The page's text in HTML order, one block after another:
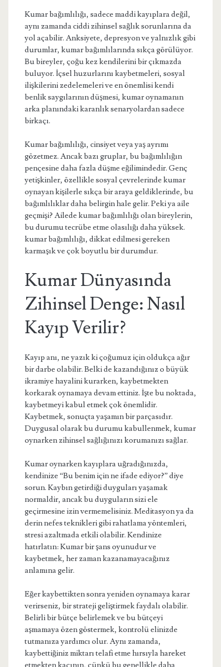
Kumar bağımlılığı, sadece maddi kayıplara değil,
aynı zamanda ciddi zihinsel sağlık sorunlarına da
yol açabilir. Anksiyete, depresyon ve yalnızlık gibi
durumlar, kumar bağımlılarında sıkça görülüyor.
Bu bireyler, çoğu kez kendilerini bir çıkmazda
buluyor. İçsel huzurlarını kaybetmeleri, sosyal
ilişkilerini zedelemeleri ve en önemlisi kendi
benlik saygılarının düşmesi, kumar oynamanın
arka planındaki karanlık senaryolardan sadece
birkaçı.
Kumar bağımlılığı, cinsiyet veya yaş ayrımı
gözetmez. Ancak bazı gruplar, bu bağımlılığın
pençesine daha fazla düşme eğilimindedir. Genç
yetişkinler, özellikle sosyal çevrelerinde kumar
oynayan kişilerle sıkça bir araya geldiklerinde, bu
bağımlılıklar daha belirgin hale gelir. Peki ya aile
geçmişi? Ailede kumar bağımlılığı olan bireylerin,
bu durumu tecrübe etme olasılığı daha yüksek.
kumar bağımlılığı, dikkat edilmesi gereken
karmaşık ve çok boyutlu bir durumdur.
Kumar Dünyasında
Zihinsel Denge: Nasıl
Kayıp Verilir?
Kayıp anı, ne yazık ki çoğumuz için oldukça ağır
bir darbe olabilir. Belki de kazandığınız o büyük
ikramiye hayalini kurarken, kaybetmekten
korkarak oynamaya devam ettiniz. İşte bu noktada,
kaybetmeyi kabul etmek çok önemlidir.
Kaybetmek, sonuçta yaşamın bir parçasıdır.
Duygusal olarak bu durumu kabullenmek, kumar
oynarken zihinsel sağlığınızı korumanızı sağlar.
Kumar oynarken kayıplara uğradığınızda,
kendinize “Bu benim için ne ifade ediyor?” diye
sorun. Kaybın getirdiği duyguları yaşamak
normaldir, ancak bu duyguların sizi ele
geçirmesine izin vermemelisiniz. Meditasyon ya da
derin nefes teknikleri gibi rahatlama yöntemleri,
stresi azaltmada etkili olabilir. Kendinize
hatırlatın: Kumar bir şans oyunudur ve
kaybetmek, her zaman kazanamayacağınız
anlamına gelir.
Eğer kaybettikten sonra yeniden oynamaya karar
verirseniz, bir strateji geliştirmek faydalı olabilir.
Belirli bir bütçe belirlemek ve bu bütçeyi
aşmamaya özen göstermek, kontrolü elinizde
tutmanıza yardımcı olur. Aynı zamanda,
kaybettiğiniz miktarı telafi etme hırsıyla hareket
etmekten kaçının, çünkü bu genellikle daha